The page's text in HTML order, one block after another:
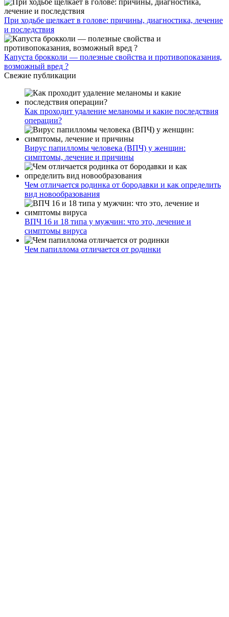
При ходьбе щелкает в голове: причины, диагностика, лечение
и последствия
Капуста брокколи — полезные свойства и противопоказания,
возможный вред ?
Свежие публикации
Как проходит удаление меланомы и какие последствия
операции?
Вирус папилломы человека (ВПЧ) у женщин:
симптомы, лечение и причины
Чем отличается родинка от бородавки и как определить
вид новообразования
ВПЧ 16 и 18 типа у мужчин: что это, лечение и
симптомы вируса
Чем папиллома отличается от родинки